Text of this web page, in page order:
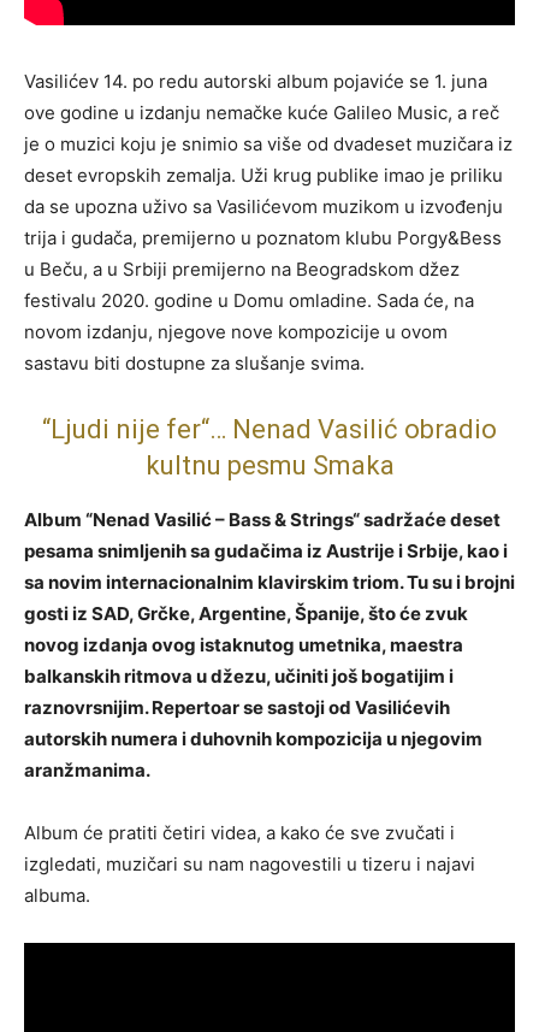
Vasilićev 14. po redu autorski album pojaviće se 1. juna
ove godine u izdanju nemačke kuće Galileo Music, a reč
je o muzici koju je snimio sa više od dvadeset muzičara iz
deset evropskih zemalja. Uži krug publike imao je priliku
da se upozna uživo sa Vasilićevom muzikom u izvođenju
trija i gudača, premijerno u poznatom klubu Porgy&Bess
u Beču, a u Srbiji premijerno na Beogradskom džez
festivalu 2020. godine u Domu omladine. Sada će, na
novom izdanju, njegove nove kompozicije u ovom
sastavu biti dostupne za slušanje svima.
“Ljudi nije fer“… Nenad Vasilić obradio
kultnu pesmu Smaka
Album “Nenad Vasilić – Bass & Strings“ sadržaće deset
pesama snimljenih sa gudačima iz Austrije i Srbije, kao i
sa novim internacionalnim klavirskim triom. Tu su i brojni
gosti iz SAD, Grčke, Argentine, Španije, što će zvuk
novog izdanja ovog istaknutog umetnika, maestra
balkanskih ritmova u džezu, učiniti još bogatijim i
raznovrsnijim. Repertoar se sastoji od Vasilićevih
autorskih numera i duhovnih kompozicija u njegovim
aranžmanima.
Album će pratiti četiri videa, a kako će sve zvučati i
izgledati, muzičari su nam nagovestili u tizeru i najavi
albuma.